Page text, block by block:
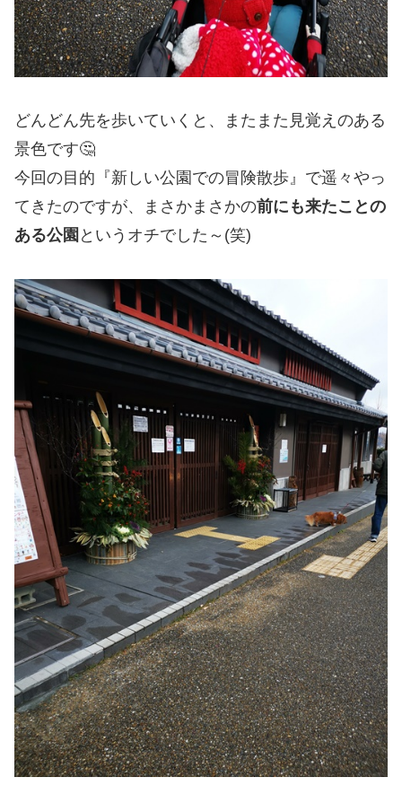
どんどん先を歩いていくと、またまた見覚えのある
景色です🤔
今回の目的『新しい公園での冒険散歩』で遥々やっ
てきたのですが、まさかまさかの前にも来たことの
ある公園 というオチでした～(笑)